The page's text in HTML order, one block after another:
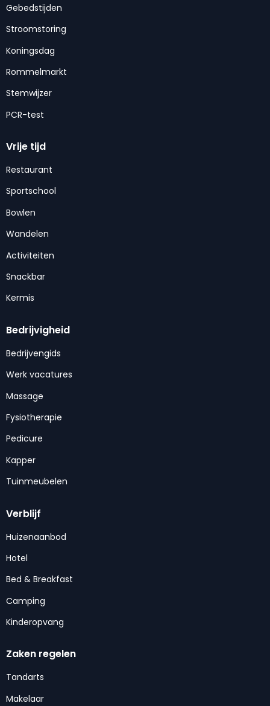
Gebedstijden
Stroomstoring
Koningsdag
Rommelmarkt
Stemwijzer
PCR-test
Vrije tijd
Restaurant
Sportschool
Bowlen
Wandelen
Activiteiten
Snackbar
Kermis
Bedrijvigheid
Bedrijvengids
Werk vacatures
Massage
Fysiotherapie
Pedicure
Kapper
Tuinmeubelen
Verblijf
Huizenaanbod
Hotel
Bed & Breakfast
Camping
Kinderopvang
Zaken regelen
Tandarts
Makelaar